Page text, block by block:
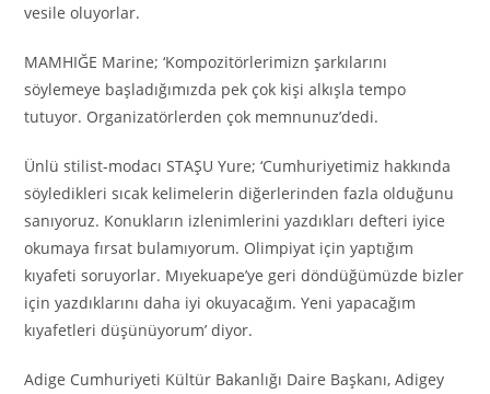
vesile oluyorlar.
MAMHIĞE Marine; ‘Kompozitörlerimizn şarkılarını
söylemeye başladığımızda pek çok kişi alkışla tempo
tutuyor. Organizatörlerden çok memnunuz’dedi.
Ünlü stilist-modacı STAŞU Yure; ‘Cumhuriyetimiz hakkında
söyledikleri sıcak kelimelerin diğerlerinden fazla olduğunu
sanıyoruz. Konukların izlenimlerini yazdıkları defteri iyice
okumaya fırsat bulamıyorum. Olimpiyat için yaptığım
kıyafeti soruyorlar. Mıyekuape’ye geri döndüğümüzde bizler
için yazdıklarını daha iyi okuyacağım. Yeni yapacağım
kıyafetleri düşünüyorum’ diyor.
Adige Cumhuriyeti Kültür Bakanlığı Daire Başkanı, Adigey